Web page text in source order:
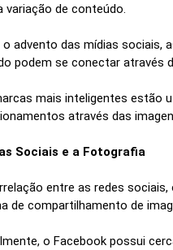
variação de conteúdo.
o advento das mídias sociais,
podem se conectar através
mais inteligentes estão
através das
Sociais e a Fotografia
entre as redes
de compartilhamento de
o Facebook possui